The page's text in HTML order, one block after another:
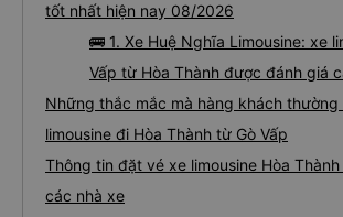
tốt nhất hiện nay 08/2026
🚌 1. Xe Huệ Nghĩa Limousine: xe
Vấp từ Hòa Thành được đánh giá
Những thắc mắc mà hàng khách
limousine đi Hòa Thành từ Gò Vấp
Thông tin đặt vé xe limousine Hòa Thành
các nhà xe